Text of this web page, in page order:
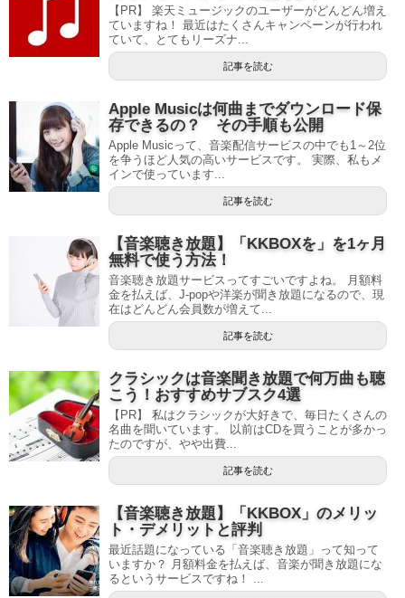
【PR】 楽天ミュージックのユーザーがどんどん増え
ていますね！ 最近はたくさんキャンペーンが行われ
ていて、とてもリーズナ...
記事を読む
Apple Musicは何曲までダウンロード保
存できるの？ その手順も公開
Apple Musicって、音楽配信サービスの中でも1～2位
を争うほど人気の高いサービスです。 実際、私もメ
インで使っています...
記事を読む
【音楽聴き放題】「KKBOXを」を1ヶ月
無料で使う方法！
音楽聴き放題サービスってすごいですよね。 月額料
金を払えば、J-popや洋楽が聞き放題になるので、現
在はどんどん会員数が増えて...
記事を読む
クラシックは音楽聞き放題で何万曲も聴
こう！おすすめサブスク4選
【PR】 私はクラシックが大好きで、毎日たくさんの
名曲を聞いています。 以前はCDを買うことが多かっ
たのですが、やや出費...
記事を読む
【音楽聴き放題】「KKBOX」のメリッ
ト・デメリットと評判
最近話題になっている「音楽聴き放題」って知って
いますか？ 月額料金を払えば、音楽が聞き放題にな
るというサービスですね！ ...